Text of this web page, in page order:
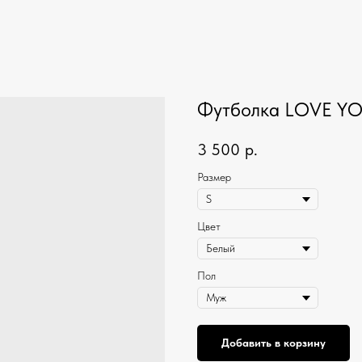
Футболка LOVE
3 500 р.
Размер
Цвет
Пол
Добавить в корзину